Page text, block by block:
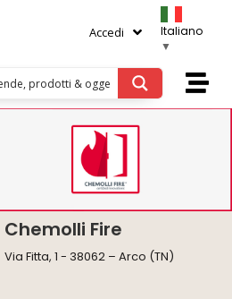
Accedi
Italiano
▼
Chemolli Fire
Via Fitta, 1 - 38062 – Arco (TN)